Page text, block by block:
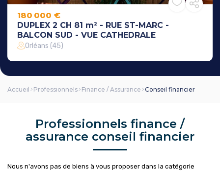
DUPLEX 2 CH 81 m² - RUE ST-MARC -
BALCON SUD - VUE CATHEDRALE
180 000 €
Orléans (45)
Accueil Professionnels Finance / Assurance Conseil financier
Professionnels finance /
assurance conseil financier
Nous n'avons pas de biens à vous proposer dans la catégorie